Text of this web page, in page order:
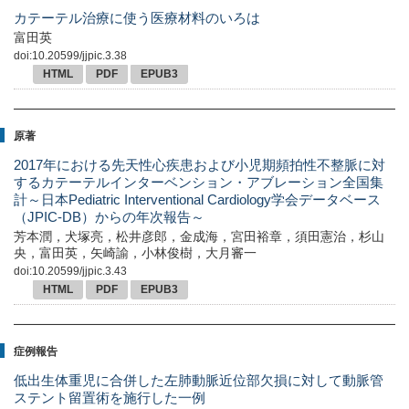
カテーテル治療に使う医療材料のいろは
富田英
doi:10.20599/jjpic.3.38
HTML
PDF EPUB3
原著
2017年における先天性心疾患および小児期頻拍性不整脈に対
するカテーテルインターベンション・アブレーション全国集
計～日本Pediatric Interventional Cardiology学会データベース
（JPIC-DB）からの年次報告～
芳本潤，犬塚亮，松井彦郎，金成海，宮田裕章，須田憲治，杉山
央，富田英，矢崎諭，小林俊樹，大月審一
doi:10.20599/jjpic.3.43
HTML
PDF EPUB3
症例報告
低出生体重児に合併した左肺動脈近位部欠損に対して動脈管
ステント留置術を施行した一例